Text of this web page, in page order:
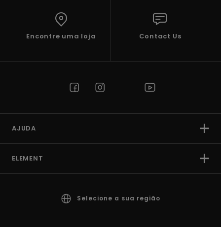
Encontre uma loja Contact Us
AJUDA
ELEMENT
Selecione a sua região